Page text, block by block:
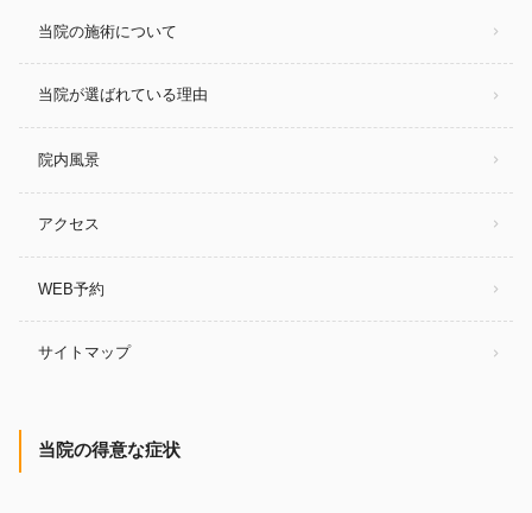
当院の施術について
当院が選ばれている理由
院内風景
アクセス
WEB予約
サイトマップ
当院の得意な症状